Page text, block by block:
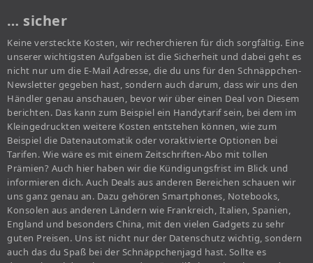
… sicher
Keine versteckte Kosten, wir recherchieren für dich sorgfältig. Eine
unserer wichtigsten Aufgaben ist die Sicherheit und dabei geht es
nicht nur um die E-Mail Adresse, die du uns für den Schnäppchen-
Newsletter gegeben hast, sondern auch darum, dass wir uns den
Händler genau anschauen, bevor wir über einen Deal von Diesem
berichten. Das kann zum Beispiel ein Handytarif sein, bei dem im
Kleingedruckten weitere Kosten entstehen können, wie zum
Beispiel die Datenautomatik oder voraktivierte Optionen bei
Tarifen. Wie wäre es mit einem Zeitschriften-Abo mit tollen
Prämien? Auch hier haben wir die Kündigungsfrist im Blick und
informieren dich. Auch Deals aus anderen Bereichen schauen wir
uns ganz genau an. Dazu gehören Smartphones, Notebooks,
Konsolen aus anderen Ländern wie Frankreich, Italien, Spanien,
England und besonders China, mit den vielen Gadgets zu sehr
guten Preisen. Uns ist nicht nur der Datenschutz wichtig, sondern
auch das du Spaß bei der Schnäppchenjagd hast. Sollte es